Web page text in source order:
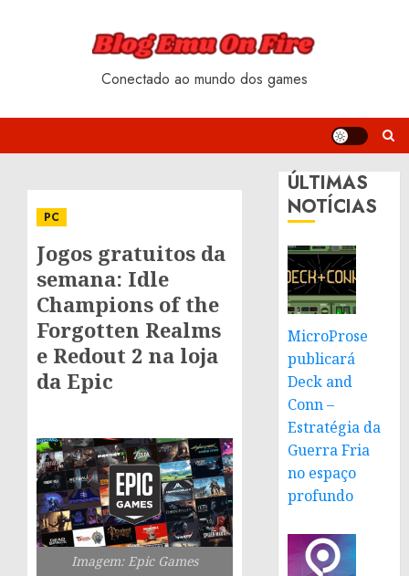
Conectado ao mundo dos games
PC
Jogos gratuitos da
semana: Idle
Champions of the
Forgotten Realms
e Redout 2 na loja
da Epic
Imagem: Epic Games
ÚLTIMAS
NOTÍCIAS
MicroProse
publicará
Deck and
Conn –
Estratégia da
Guerra Fria
no espaço
profundo